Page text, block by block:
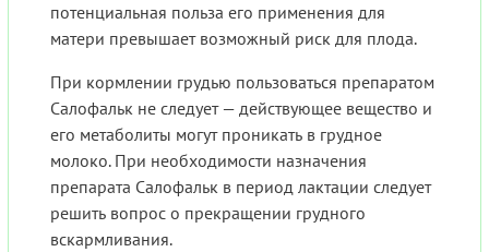
потенциальная польза его применения для
матери превышает возможный риск для плода.
При кормлении грудью пользоваться препаратом
Салофальк не следует — действующее вещество и
его метаболиты могут проникать в грудное
молоко. При необходимости назначения
препарата Салофальк в период лактации следует
решить вопрос о прекращении грудного
вскармливания.